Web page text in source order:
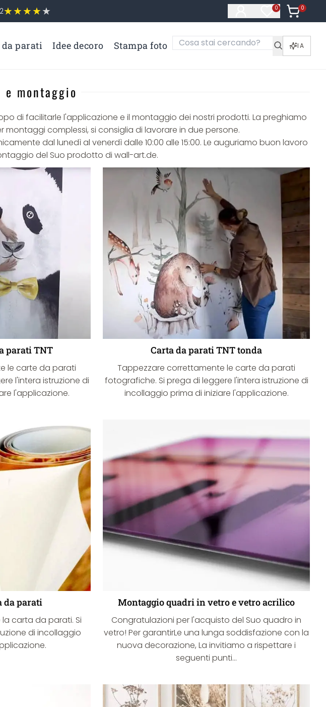
0
Articoli nella
0
Articoli
da parati Idee decoro Stampa foto IA
montaggio
di facilitarle l'applicazione e il montaggio dei nostri prodotti. La preghiamo
complessi, si consiglia di lavorare in due persone.
dal lunedì al venerdì dalle 10:00 alle 15:00. Le auguriamo buon lavoro
del Suo prodotto di wall-art.de.
parati TNT
le carte da parati
l'intera istruzione di
l'applicazione.
Carta da parati TNT tonda
Tappezzare correttamente le carte da parati
fotografiche. Si prega di leggere l'intera istruzione di
incollaggio prima di iniziare l'applicazione.
da parati
carta da parati. Si
di incollaggio
Montaggio quadri in vetro e vetro acrilico
Congratulazioni per l'acquisto del Suo quadro in
vetro! Per garantirLe una lunga soddisfazione con la
nuova decorazione, La invitiamo a rispettare i
seguenti punti...